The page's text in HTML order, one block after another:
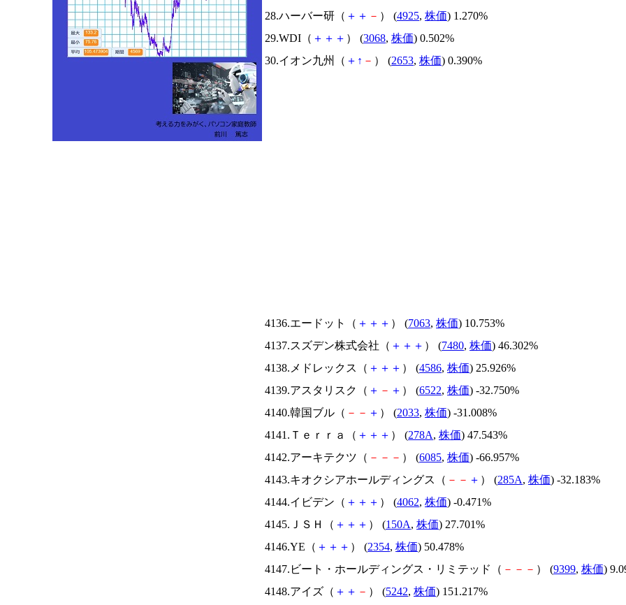
28.ハーバー研（ ＋ ＋ － ） (4925, 株価) 1.270%
29.WDI（ ＋ ＋ ＋ ） (3068, 株価) 0.502%
30.イオン九州（ ＋ ↑ － ） (2653, 株価) 0.390%
4136.エードット（ ＋ ＋ ＋ ） (7063, 株価) 10.753%
4137.スズデン株式会社（ ＋ ＋ ＋ ） (7480, 株価) 46.302%
4138.メドレックス（ ＋ ＋ ＋ ） (4586, 株価) 25.926%
4139.アスタリスク（ ＋ － ＋ ） (6522, 株価) -32.750%
4140.韓国ブル（ － － ＋ ） (2033, 株価) -31.008%
4141.Ｔｅｒｒａ（ ＋ ＋ ＋ ） (278A, 株価) 47.543%
4142.アーキテクツ（ － － － ） (6085, 株価) -66.957%
4143.キオクシアホールディングス（ － － ＋ ） (285A, 株価) -32.183%
4144.イビデン（ ＋ ＋ ＋ ） (4062, 株価) -0.471%
4145.ＪＳＨ（ ＋ ＋ ＋ ） (150A, 株価) 27.701%
4146.YE（ ＋ ＋ ＋ ） (2354, 株価) 50.478%
4147.ビート・ホールディングス・リミテッド（ － － － ） (9399, 株価)
4148.アイズ（ ＋ ＋ － ） (5242, 株価) 151.217%